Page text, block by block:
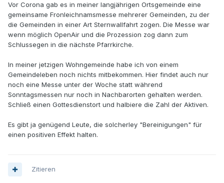
Vor Corona gab es in meiner langjährigen Ortsgemeinde eine
gemeinsame Fronleichnamsmesse mehrerer Gemeinden, zu der
die Gemeinden in einer Art Sternwallfahrt zogen. Die Messe war
wenn möglich OpenAir und die Prozession zog dann zum
Schlussegen in die nächste Pfarrkirche.
In meiner jetzigen Wohngemeinde habe ich von einem
Gemeindeleben noch nichts mitbekommen. Hier findet auch nur
noch eine Messe unter der Woche statt während
Sonntagsmessen nur noch in Nachbarorten gehalten werden.
Schließ einen Gottesdienstort und halbiere die Zahl der Aktiven.
Es gibt ja genügend Leute, die solcherley "Bereinigungen" für
einen positiven Effekt halten.
Zitieren